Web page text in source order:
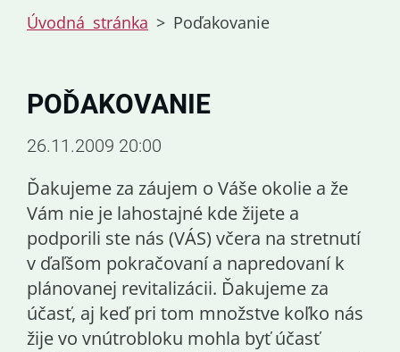
Úvodná stránka > Poďakovanie
POĎAKOVANIE
26.11.2009 20:00
Ďakujeme za záujem o Váše okolie a že
Vám nie je lahostajné kde žijete a
podporili ste nás (VÁS) včera na stretnutí
v ďaľšom pokračovaní a napredovaní k
plánovanej revitalizácii. Ďakujeme za
účasť, aj keď pri tom množstve koľko nás
žije vo vnútrobloku mohla byť účasť